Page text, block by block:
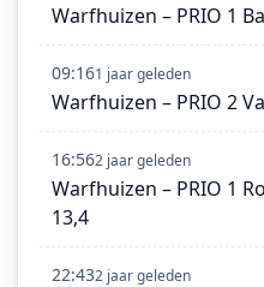
Warfhuizen – PRIO 1
09:161 jaar geleden
Warfhuizen – PRIO 2
16:562 jaar geleden
Warfhuizen – PRIO 1
13,4
22:432 jaar geleden